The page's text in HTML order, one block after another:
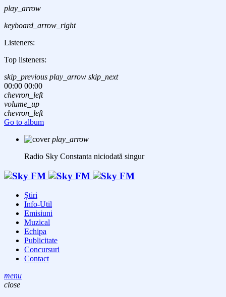
play_arrow
keyboard_arrow_right
Listeners:
Top listeners:
skip_previous play_arrow skip_next
00:00 00:00
chevron_left
volume_up
chevron_left
Go to album
play_arrow
Radio Sky Constanta niciodată singur
Știri
Info-Util
Emisiuni
Muzical
Echipa
Publicitate
Concursuri
Contact
menu
close